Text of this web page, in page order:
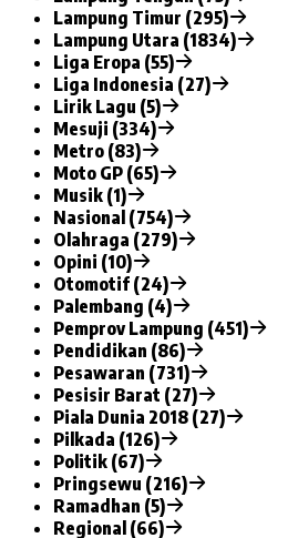
Lampung Timur (295)
Lampung Utara (1834)
Liga Eropa (55)
Liga Indonesia (27)
Lirik Lagu (5)
Mesuji (334)
Metro (83)
Moto GP (65)
Musik (1)
Nasional (754)
Olahraga (279)
Opini (10)
Otomotif (24)
Palembang (4)
Pemprov Lampung (451)
Pendidikan (86)
Pesawaran (731)
Pesisir Barat (27)
Piala Dunia 2018 (27)
Pilkada (126)
Politik (67)
Pringsewu (216)
Ramadhan (5)
Regional (66)